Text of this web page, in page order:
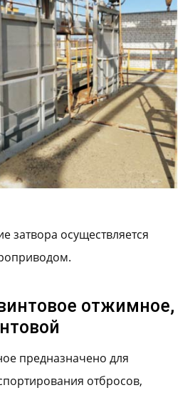
затвора осуществляется
отжимное,
предназначено для
отбросов,